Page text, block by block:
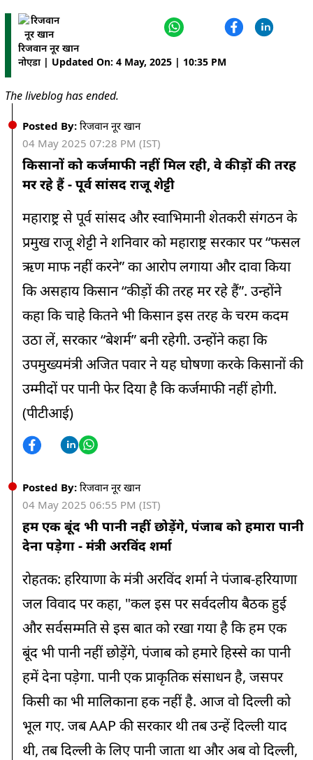
12:37 PM
कृषि मंत्री ने जीनोम एडिटेड धान किस्मों को लॉन्च किया
यूपी में दूध उत्पादन बढ़ाने और किसानों को अधिक लाभ देने के निर्देश
11:36 AM
लागत नहीं निकलने से किसान कर्ज में डूब रहे, सरकार सुन भी नहीं रही-
जगन मोहन रेड्डी
10:56 AM
आंध्र प्रदेश के विजयवाड़ा में सुबह से तेज बारिश, लोगों को गर्मी से मिली
राहत
पगड़ी किसान की शान है, अपमान नहीं होने देंगे- लखविंदर औलख
09:14 AM
आज 5453 केंद्रों NEET 2025 परीक्षा, NTA ने अफवाहों से सावधान
रहने को कहा
08:50 AM
एक साथ चुनाव से विकास कार्यों को पंख लगेंगे, जनता संविधान में
संशोधन मांग रही – कृषि मंत्री
किसानों को 10 फीसदी राशि पर सौर पम्प देगी सरकार- सीएम मोहन
लोग कह रहे संविधान में संशोधन करके लोकसभा-राज्यसभा चुनाव एक
साथ कराओ – कृषि मंत्री
खेती उत्पादों का निर्यात 3 गुना करने की तैयारी, जेवर एयरपोर्ट बन रहा
एक्सपोर्ट हब
रिजवान नूर खान
नोएडा | Updated On: 4 May, 2025 | 10:35 PM
The liveblog has ended.
Posted By: रिजवान नूर खान
04 May 2025 07:28 PM (IST)
किसानों को कर्जमाफी नहीं मिल रही, वे कीड़ों की तरह
मर रहे हैं - पूर्व सांसद राजू शेट्टी
महाराष्ट्र से पूर्व सांसद और स्वाभिमानी शेतकरी संगठन के
प्रमुख राजू शेट्टी ने शनिवार को महाराष्ट्र सरकार पर “फसल
ऋण माफ नहीं करने” का आरोप लगाया और दावा किया
कि असहाय किसान “कीड़ों की तरह मर रहे हैं”. उन्होंने
कहा कि चाहे कितने भी किसान इस तरह के चरम कदम
उठा लें, सरकार “बेशर्म” बनी रहेगी. उन्होंने कहा कि
उपमुख्यमंत्री अजित पवार ने यह घोषणा करके किसानों की
उम्मीदों पर पानी फेर दिया है कि कर्जमाफी नहीं होगी.
(पीटीआई)
Posted By: रिजवान नूर खान
04 May 2025 06:55 PM (IST)
हम एक बूंद भी पानी नहीं छोड़ेंगे, पंजाब को हमारा पानी
देना पड़ेगा - मंत्री अरविंद शर्मा
रोहतक: हरियाणा के मंत्री अरविंद शर्मा ने पंजाब-हरियाणा
जल विवाद पर कहा, "कल इस पर सर्वदलीय बैठक हुई
और सर्वसम्मति से इस बात को रखा गया है कि हम एक
बूंद भी पानी नहीं छोड़ेंगे, पंजाब को हमारे हिस्से का पानी
हमें देना पड़ेगा. पानी एक प्राकृतिक संसाधन है, जसपर
किसी का भी मालिकाना हक नहीं है. आज वो दिल्ली को
भूल गए. जब AAP की सरकार थी तब उन्हें दिल्ली याद
थी, तब दिल्ली के लिए पानी जाता था और अब वो दिल्ली,